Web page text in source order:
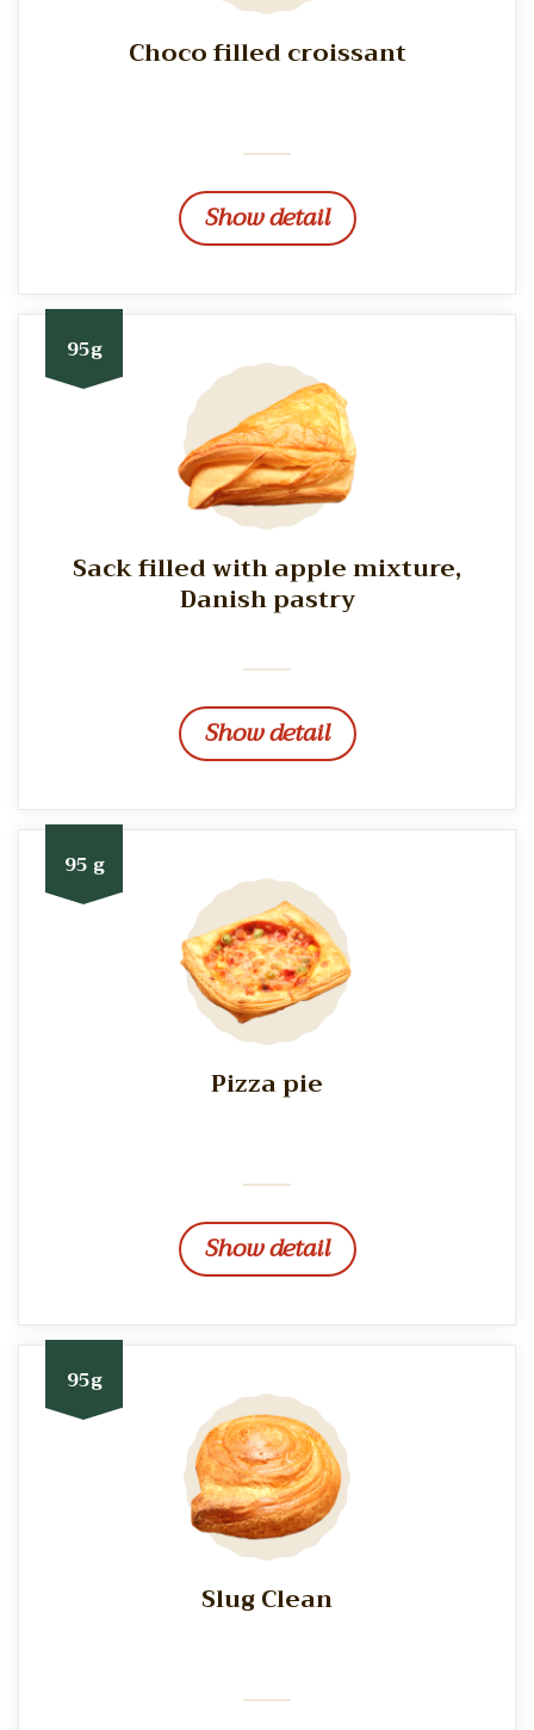
Choco filled croissant
Show detail
95g
Sack filled with apple mixture,
Danish pastry
Show detail
95 g
Pizza pie
Show detail
95g
Slug Clean